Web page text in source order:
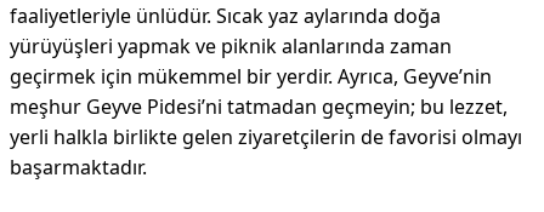
faaliyetleriyle ünlüdür. Sıcak yaz aylarında doğa
yürüyüşleri yapmak ve piknik alanlarında zaman
geçirmek için mükemmel bir yerdir. Ayrıca, Geyve’nin
meşhur Geyve Pidesi’ni tatmadan geçmeyin; bu lezzet,
yerli halkla birlikte gelen ziyaretçilerin de favorisi olmayı
başarmaktadır.